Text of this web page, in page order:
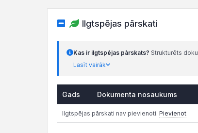
Ilgtspējas pārskati
Kas ir ilgtspējas pārskats? Strukturēts
Lasīt vairāk
Gads Dokumenta nosaukums
Ilgtspējas pārskati nav pievienoti. Pievienot